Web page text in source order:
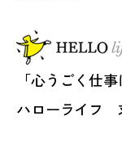
「心うごく仕
ハローライフ